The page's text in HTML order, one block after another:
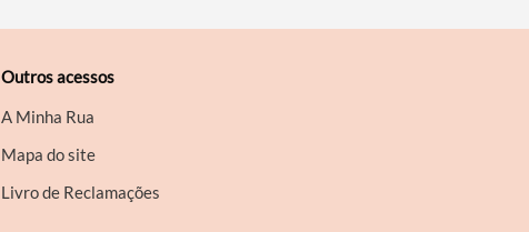
Outros acessos
A Minha Rua
Mapa do site
Livro de Reclamações